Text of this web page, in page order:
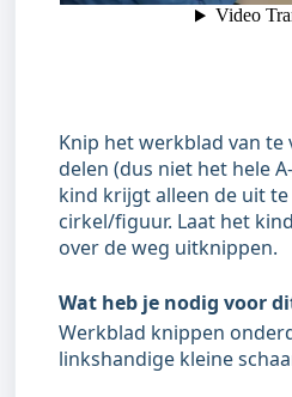
Knip het werkblad van
delen (dus niet het hele
kind krijgt alleen de uit
cirkel/figuur. Laat het
over de weg uitknippen.
Wat heb je nodig voor
Werkblad knippen
linkshandige kleine